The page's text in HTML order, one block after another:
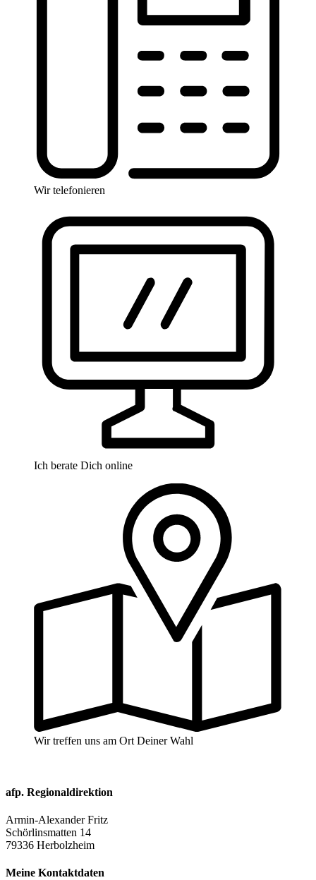
Wir telefonieren
Ich berate Dich online
Wir treffen uns am Ort Deiner Wahl
afp. Regionaldirektion
Armin-Alexander Fritz
Schörlinsmatten 14
79336 Herbolzheim
Meine Kontaktdaten